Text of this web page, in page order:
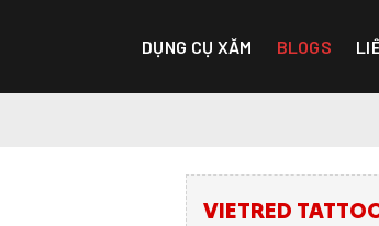
DỤNG CỤ XĂM BLOGS
VIETRED